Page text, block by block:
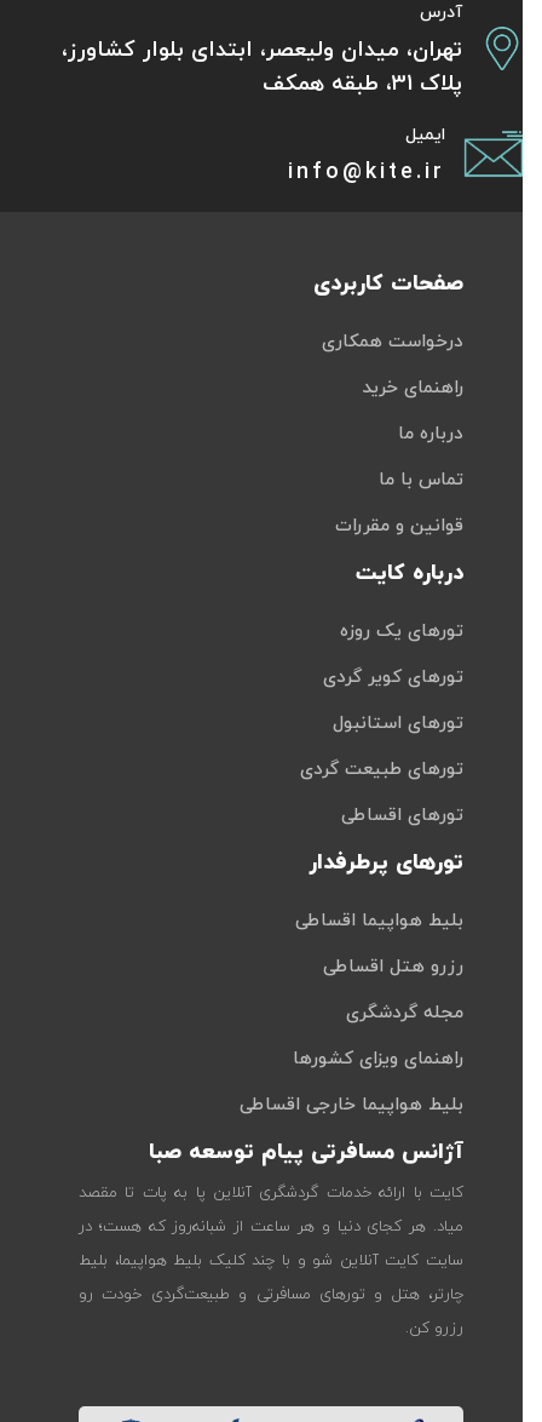
آدرس
تهران، میدان ولیعصر، ابتدای بلوار کشاورز،
پلاک 31، طبقه همکف
ایمیل
info@kite.ir
صفحات کاربردی
درخواست همکاری
راهنمای خرید
درباره ما
تماس با ما
قوانین و مقررات
درباره کایت
تورهای یک روزه
تورهای کویر گردی
تورهای استانبول
تورهای طبیعت گردی
تورهای اقساطی
تورهای پرطرفدار
بلیط هواپیما اقساطی
رزرو هتل اقساطی
مجله گردشگری
راهنمای ویزای کشورها
بلیط هواپیما خارجی اقساطی
آژانس مسافرتی پیام توسعه صبا
کایت با ارائه خدمات گردشگری آنلاین پا به پات تا مقصد
میاد. هر کجای دنیا و هر ساعت از شبانه‌روز که هست؛ در
سایت کایت آنلاین شو و با چند کلیک بلیط هواپیما، بلیط
چارتر، هتل و تورهای مسافرتی و طبیعت‌گردی خودت رو
رزرو کن.